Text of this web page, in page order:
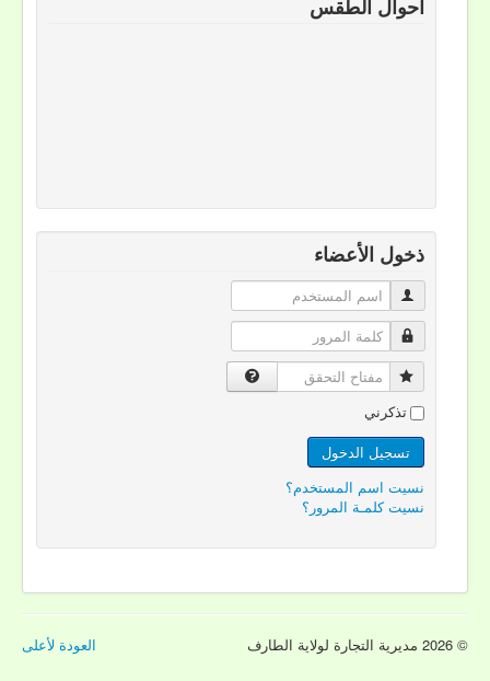
احوال الطقس
ذخول الأعضاء
اسم المستخدم
كلمة المرور
مفتاح التحقق
تذكرني
تسجيل الدخول
نسيت اسم المستخدم؟
نسيت كلمـة المرور؟
العودة لأعلى © 2026 مديرية التجارة لولاية الطارف